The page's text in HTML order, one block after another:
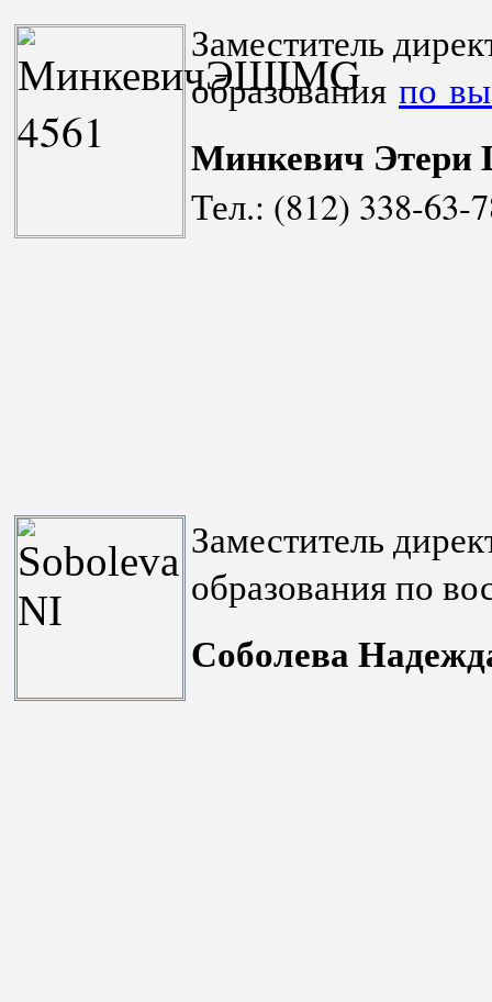
Заместитель
образования по
Минкевич Этери
Тел.: (812) 338-63-
Заместитель
образования по
Соболева